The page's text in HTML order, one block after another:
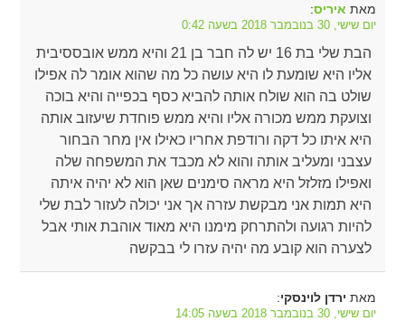
מאת איריס:
יום שישי, 30 בנובמבר 2018 בשעה 0:42
הבת שלי בת 16 יש לה חבר בן 21 והיא ממש אובססיבית
אליו היא שומעת לו היא עושה כל מה שהוא אומר לה אפילו
שולט בה הוא שולח אותה להביא כסף בכפייה והיא בוכה
וצועקת ממש מכורה אליו והיא ממש פוחדת שיעזוב אותה
היא איתו כל דקה ורודפת אחריו כאילו אין מחר הבחור
עצבני ומעליב אותה והוא לא מכבד את המשפחה שלה
ואפילו מזלזל היא מראה סימנים שאן הוא לא יהיה איתה
היא תמות אני מבקשת עזרה אך אני יכולה לעזור לבת שלי
להיות רגועה ולהתרחק מימנו היא מאוד אוהבת אותי אבל
לצערה הוא קובע מה יהיה עזרו לי בבקשה
מאת ירדן לוינסקי:
יום שישי, 30 בנובמבר 2018 בשעה 14:05